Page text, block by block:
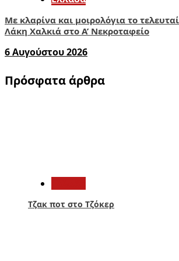
Με κλαρίνα και μοιρολόγια το
Λάκη Χαλκιά στο A’ Νεκροταφείο
6 Αυγούστου 2026
Πρόσφατα άρθρα
Τζακ ποτ στο Τζόκερ